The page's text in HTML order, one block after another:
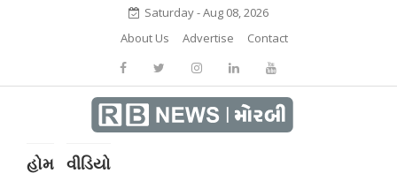
Saturday - Aug 08, 2026
About Us
Advertise Contact
હોમ વીડિયો